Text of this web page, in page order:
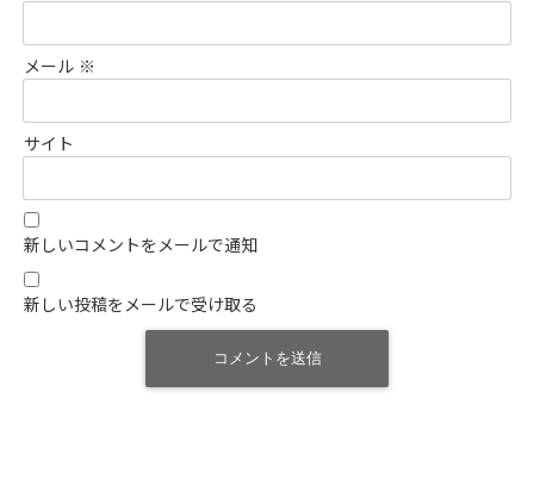
メール ※
サイト
新しいコメントをメールで通知
新しい投稿をメールで受け取る